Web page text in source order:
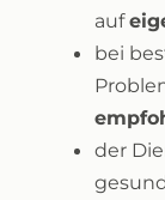
auf
bei
der